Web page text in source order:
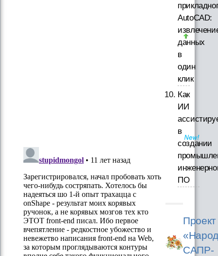
AutoCAD:
данных
в
один
клик
Как
ИИ
в
создании
ПО
Проект
САПР-